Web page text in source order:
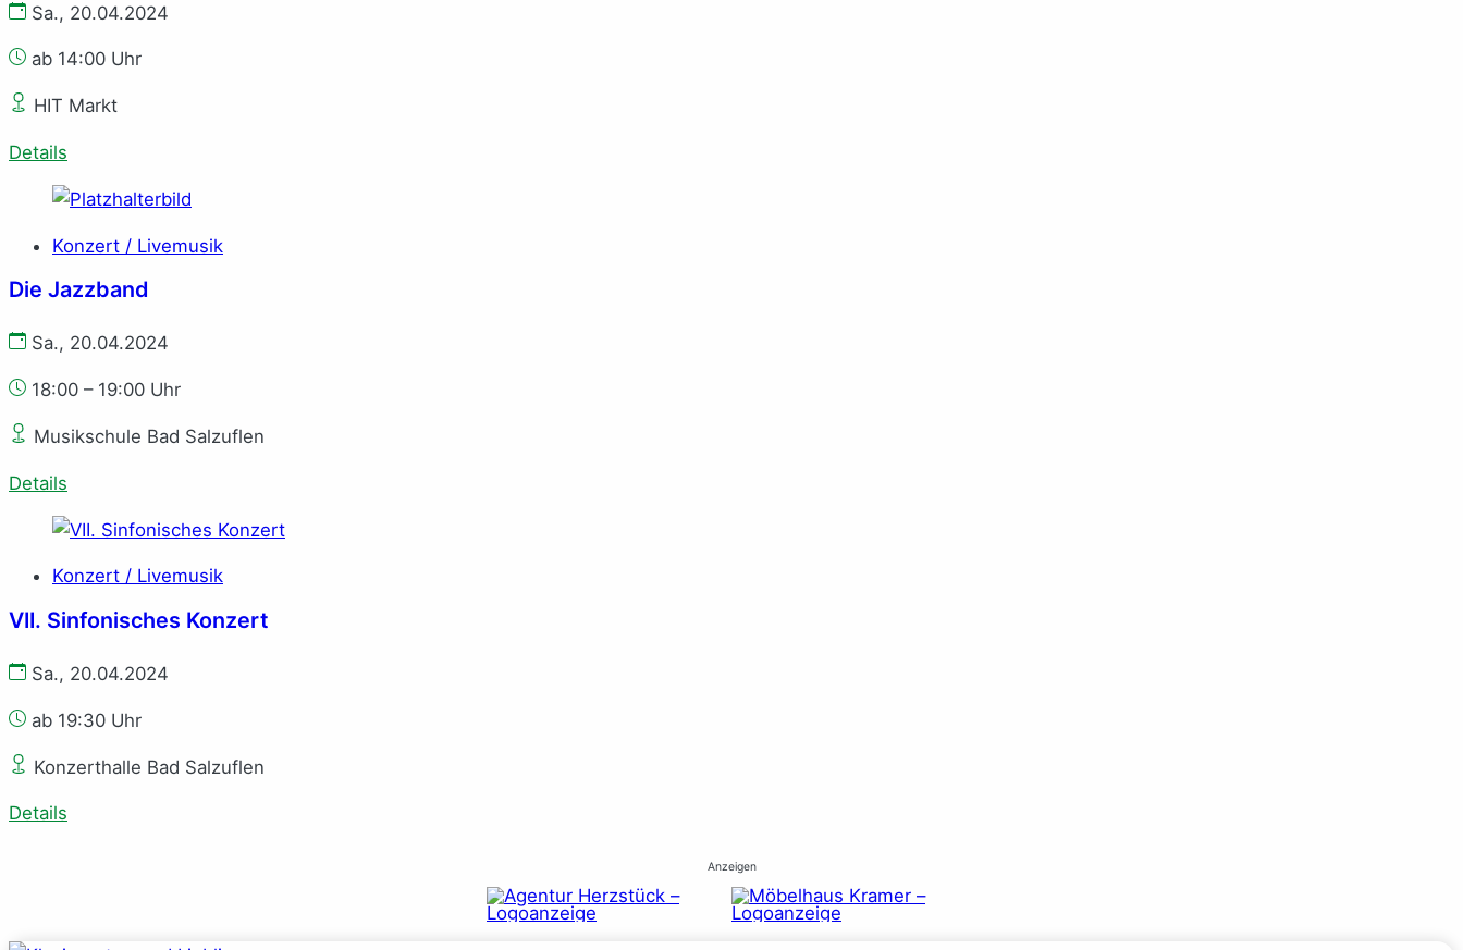
Sa., 20.04.2024
ab 14:00 Uhr
HIT Markt
Details
Konzert / Livemusik
Die Jazzband
Sa., 20.04.2024
18:00 – 19:00 Uhr
Musikschule Bad Salzuflen
Details
Konzert / Livemusik
VII. Sinfonisches Konzert
Sa., 20.04.2024
ab 19:30 Uhr
Konzerthalle Bad Salzuflen
Details
Anzeigen